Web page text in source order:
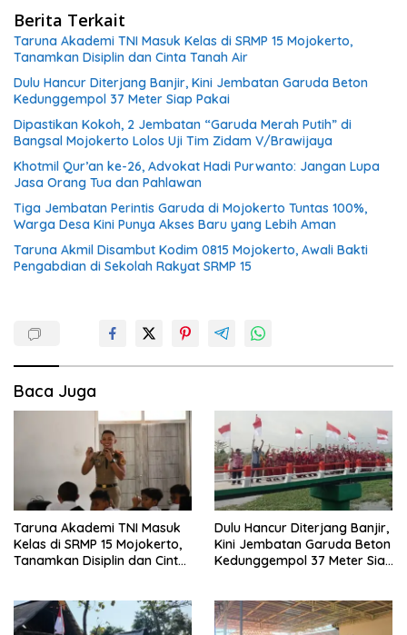
Berita Terkait
Taruna Akademi TNI Masuk Kelas di SRMP 15 Mojokerto,
Tanamkan Disiplin dan Cinta Tanah Air
Dulu Hancur Diterjang Banjir, Kini Jembatan Garuda Beton
Kedunggempol 37 Meter Siap Pakai
Dipastikan Kokoh, 2 Jembatan “Garuda Merah Putih” di
Bangsal Mojokerto Lolos Uji Tim Zidam V/Brawijaya
Khotmil Qur’an ke-26, Advokat Hadi Purwanto: Jangan Lupa
Jasa Orang Tua dan Pahlawan
Tiga Jembatan Perintis Garuda di Mojokerto Tuntas 100%,
Warga Desa Kini Punya Akses Baru yang Lebih Aman
Taruna Akmil Disambut Kodim 0815 Mojokerto, Awali Bakti
Pengabdian di Sekolah Rakyat SRMP 15
Baca Juga
Taruna Akademi TNI Masuk
Kelas di SRMP 15 Mojokerto,
Tanamkan Disiplin dan Cinta
Dulu Hancur Diterjang Banjir,
Kini Jembatan Garuda Beton
Kedunggempol 37 Meter Siap